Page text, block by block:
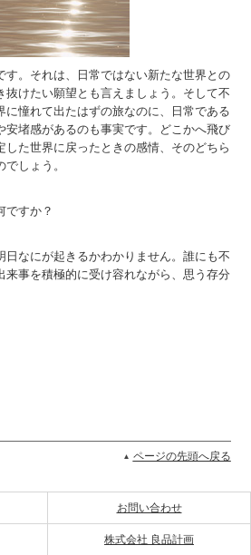
す。それは、日常ではない新たな世界との
抜けたい願望とも言えましょう。そして不
に憧れて出たはずの旅なのに、日常である
安堵感があるのも事実です。どこかへ飛び
した世界に戻ったときの感情、そのどちら
しょう。
ですか？
日なにが起きるかわかりません。誰にも不
来事を積極的に受け容れながら、思う存分
ページの先頭へ戻る
お問い合わせ
株式会社 良品計画